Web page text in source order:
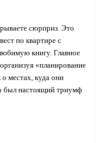
сюрприз. Это
по квартире с
книгу. Главное
«планирование
о местах, куда они
был настоящий триумф